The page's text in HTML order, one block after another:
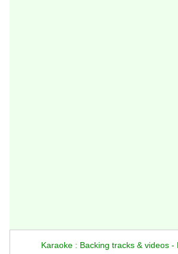
Karaoke : Backing tracks & videos -